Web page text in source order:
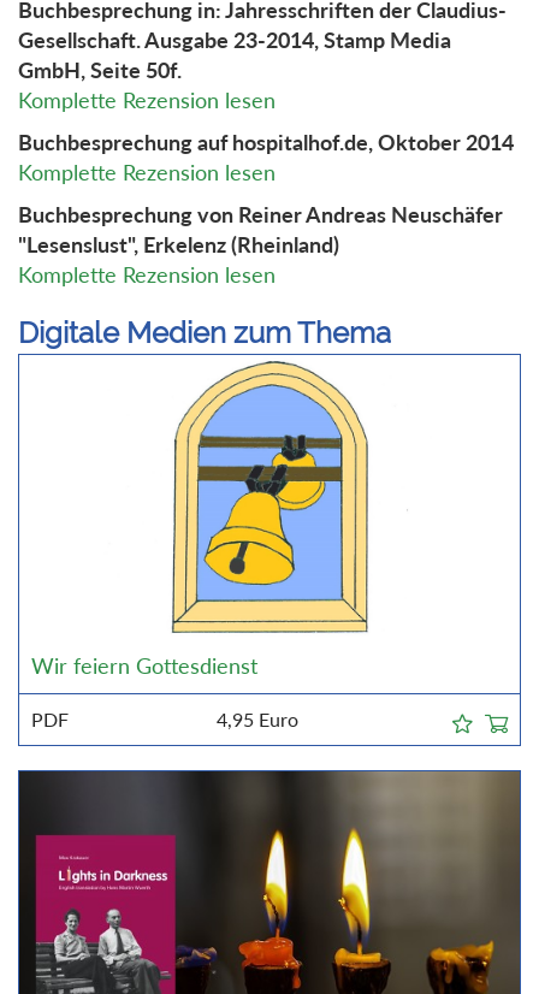
Buchbesprechung in: Jahresschriften der Claudius-
Gesellschaft. Ausgabe 23-2014, Stamp Media
GmbH, Seite 50f.
Komplette Rezension lesen
Buchbesprechung auf hospitalhof.de, Oktober 2014
Komplette Rezension lesen
Buchbesprechung von Reiner Andreas Neuschäfer
"Lesenslust", Erkelenz (Rheinland)
Komplette Rezension lesen
Digitale Medien zum Thema
Wir feiern Gottesdienst
PDF 4,95 Euro